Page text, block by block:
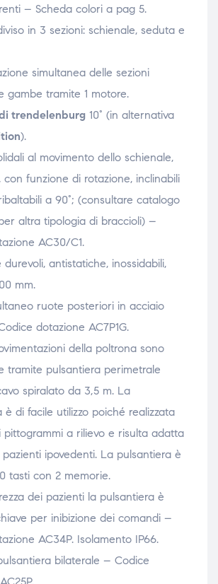
– Scheda colori a pag 5.
in 3 sezioni: schienale, seduta e
simultanea delle sezioni
gambe tramite 1 motore.
trendelenburg10° (in alternativa
).
al movimento dello schienale,
con funzione di rotazione, inclinabili
a 90°; (consultare catalogo
altra tipologia di braccioli) –
AC30/C1.
antistatiche, inossidabili,
mm.
ruote posteriori in acciaio
dotazione AC7P1G.
della poltrona sono
tramite pulsantiera perimetrale
spiralato da 3,5 m. La
è di facile utilizzo poiché realizzata
pittogrammi a rilievo e risulta adatta
ipovedenti. La pulsantiera è
tasti con 2 memorie.
dei pazienti la pulsantiera è
per inibizione dei comandi –
AC34P. Isolamento IP66.
bilaterale – Codice